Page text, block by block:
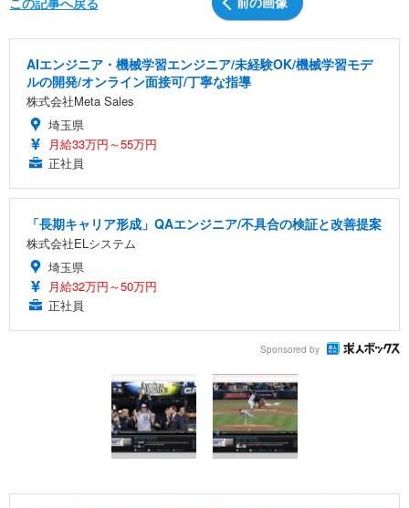
この記事へ戻る
AIエンジニア・機械学習エンジニア/未経験OK/機械学習モデ
ルの開発/オンライン面接可/丁寧な指導
株式会社Meta Sales
埼玉県
月給33万円～55万円
正社員
「長期キャリア形成」QAエンジニア/不具合の検証と改善提案
株式会社ELシステム
埼玉県
月給32万円～50万円
正社員
Sponsored by